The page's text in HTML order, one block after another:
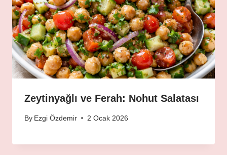
Zeytinyağlı ve Ferah: Nohut Salatası
By Ezgi Özdemir 2 Ocak 2026